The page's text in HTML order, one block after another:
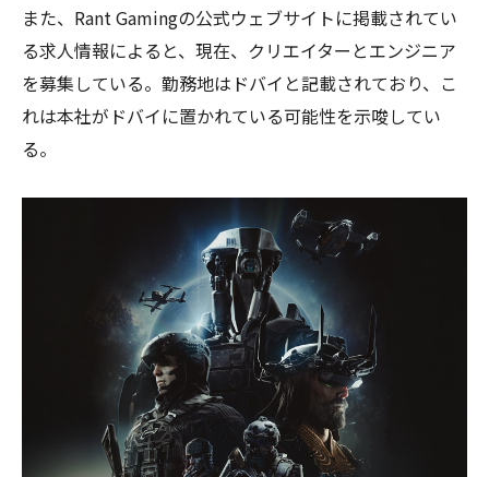
また、Rant Gamingの公式ウェブサイトに掲載されてい
る求人情報によると、現在、クリエイターとエンジニア
を募集している。勤務地はドバイと記載されており、こ
れは本社がドバイに置かれている可能性を示唆してい
る。